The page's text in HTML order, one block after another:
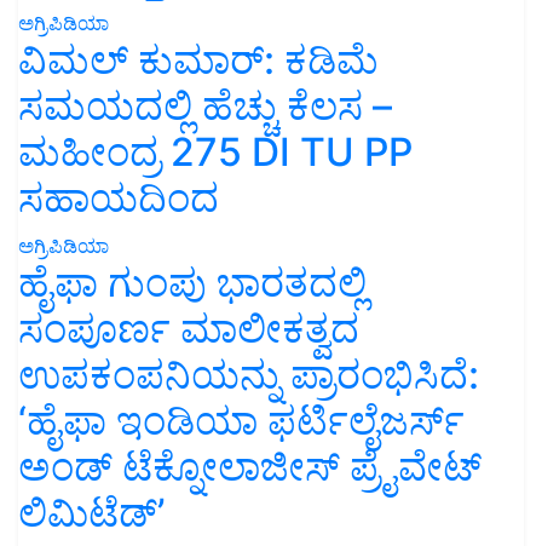
ಅಗ್ರಿಪಿಡಿಯಾ
ವಿಮಲ್ ಕುಮಾರ್: ಕಡಿಮೆ
ಸಮಯದಲ್ಲಿ ಹೆಚ್ಚು ಕೆಲಸ –
ಮಹೀಂದ್ರ 275 DI TU PP
ಸಹಾಯದಿಂದ
ಅಗ್ರಿಪಿಡಿಯಾ
ಹೈಫಾ ಗುಂಪು ಭಾರತದಲ್ಲಿ
ಸಂಪೂರ್ಣ ಮಾಲೀಕತ್ವದ
ಉಪಕಂಪನಿಯನ್ನು ಪ್ರಾರಂಭಿಸಿದೆ:
‘ಹೈಫಾ ಇಂಡಿಯಾ ಫರ್ಟಿಲೈಜರ್ಸ್
ಅಂಡ್ ಟೆಕ್ನೋಲಾಜೀಸ್ ಪ್ರೈವೇಟ್
ಲಿಮಿಟೆಡ್’